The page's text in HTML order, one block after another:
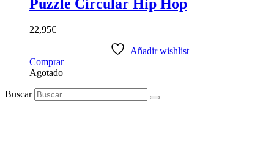
Puzzle Circular Hip Hop
22,95€
Añadir wishlist
Comprar
Agotado
Buscar